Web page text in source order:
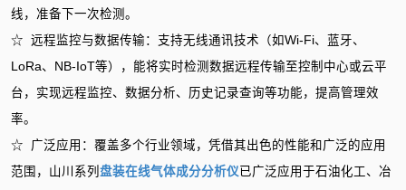
线，准备下一次检测。
☆ 远程监控与数据传输：支持无线通讯技术（如Wi-Fi、蓝牙、
LoRa、NB-IoT等），能将实时检测数据远程传输至控制中心或云平
台，实现远程监控、数据分析、历史记录查询等功能，提高管理效
率。
☆ 广泛应用：覆盖多个行业领域，凭借其出色的性能和广泛的应用
范围，山川系列 盘装在线气体成分分析仪 已广泛应用于石油化工、冶